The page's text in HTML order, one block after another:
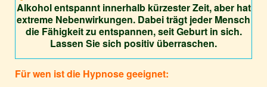
Alkohol entspannt innerhalb kürzester Zeit, aber hat
extreme Nebenwirkungen. Dabei trägt jeder Mensch
die Fähigkeit zu entspannen, seit Geburt in sich.
Lassen Sie sich positiv überraschen.
Für wen ist die Hypnose geeignet: